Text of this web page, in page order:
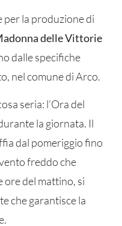
per la produzione di
delle Vittorie
dalle specifiche
nel comune di Arco.
seria: l’Ora del
la giornata. Il
dal pomeriggio fino
freddo che
ore del mattino, si
che garantisce la